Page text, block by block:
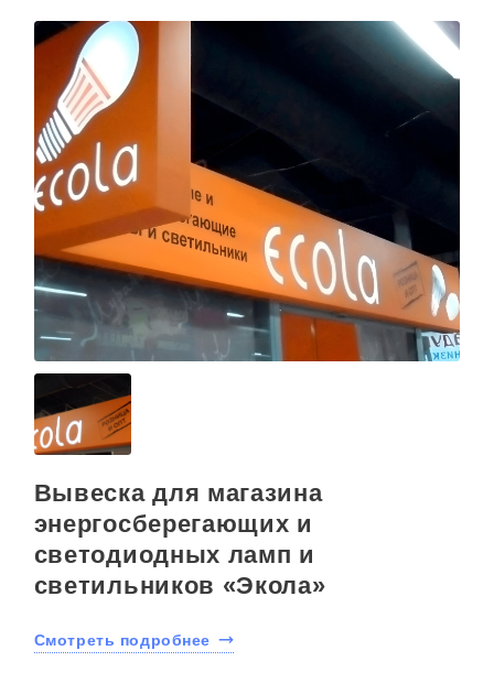
Вывеска для магазина
энергосберегающих и
светодиодных ламп и
светильников «Экола»
Смотреть подробнее